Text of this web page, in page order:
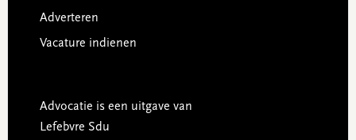
Adverteren
Vacature indienen
Advocatie is een uitgave van
Lefebvre Sdu